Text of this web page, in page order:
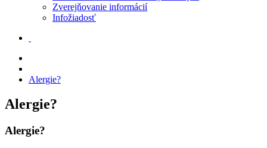
Zverejňovanie informácií
Infožiadosť
Alergie?
Alergie?
Alergie?